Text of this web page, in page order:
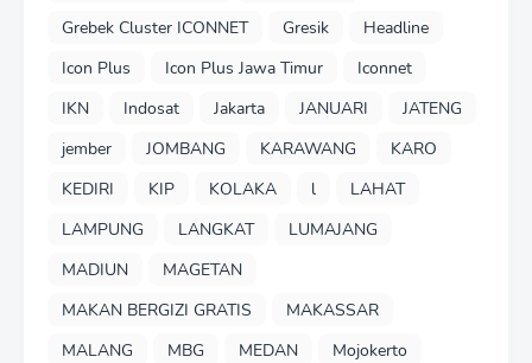
Grebek Cluster ICONNET
Gresik
Headline
Icon Plus
Icon Plus Jawa Timur
Iconnet
IKN
Indosat Jakarta JANUARI
JATENG
jember
JOMBANG KARAWANG
KARO
KEDIRI
KIP KOLAKA l
LAHAT
LAMPUNG
LANGKAT
LUMAJANG
MADIUN
MAGETAN
MAKAN BERGIZI GRATIS
MAKASSAR
MALANG
MBG MEDAN
Mojokerto